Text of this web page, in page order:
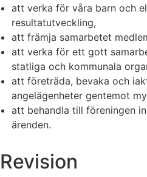
att verka för våra barn och
resultatutveckling,
att främja samarbetet
att verka för ett gott
statliga och kommunala
att företräda, bevaka och
angelägenheter gentemot
att behandla till föreningen
ärenden.
Revision